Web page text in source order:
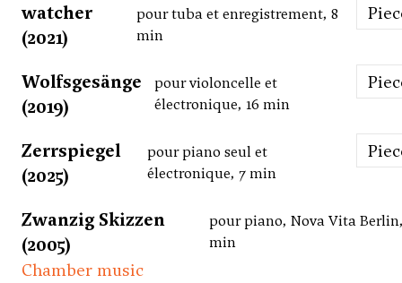
watcher
(2021)
pour tuba et enregistrement, 8
min
Wolfsgesänge
(2019)
pour violoncelle et
électronique, 16 min
Zerrspiegel
(2025)
pour piano seul et
électronique, 7 min
Zwanzig Skizzen
(2005)
pour piano, Nova Vita
min
Chamber music